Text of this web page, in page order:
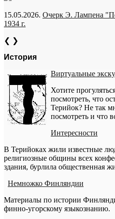
15.05.2026. Очерк Э. Лампена
1934 г.
❮ ❯
История
Виртуальные
Хотите
посмотреть, что
Терийок? Не так
посмотреть и что
Интересности
В Терийоках жили известные
религиозные общины всех
здания, бурлила общественная
Немножко Финляндии
Материалы по истории
финно-угорскому языкознанию.